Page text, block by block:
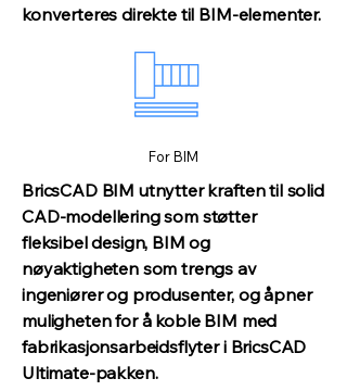
konverteres direkte til BIM-elementer.
For BIM
BricsCAD BIM utnytter kraften til solid
CAD-modellering som støtter
fleksibel design, BIM og
nøyaktigheten som trengs av
ingeniører og produsenter, og åpner
muligheten for å koble BIM med
fabrikasjonsarbeidsflyter i BricsCAD
Ultimate-pakken.